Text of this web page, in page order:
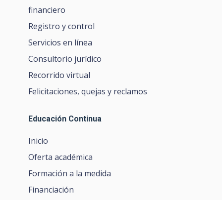
financiero
Registro y control
Servicios en línea
Consultorio jurídico
Recorrido virtual
Felicitaciones, quejas y reclamos
Educación Continua
Inicio
Oferta académica
Formación a la medida
Financiación